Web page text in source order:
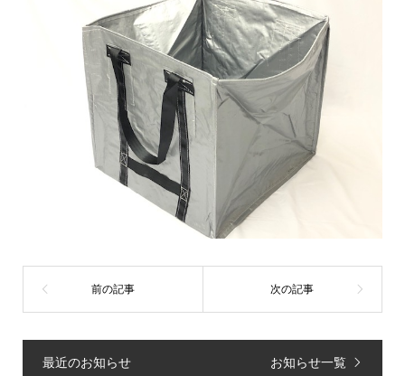
最近のお知らせ お知らせ一覧